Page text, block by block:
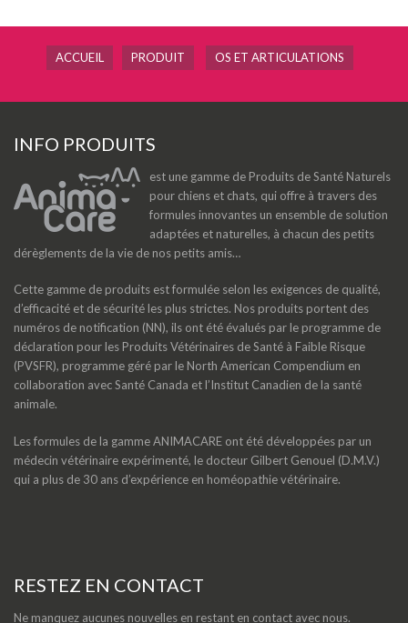
ACCUEIL PRODUIT OS ET ARTICULATIONS
INFO PRODUITS
est une gamme de Produits de Santé Naturels
pour chiens et chats, qui offre à travers des
formules innovantes un ensemble de solution
adaptées et naturelles, à chacun des petits
dérèglements de la vie de nos petits amis…
Cette gamme de produits est formulée selon les exigences de qualité,
d’efficacité et de sécurité les plus strictes. Nos produits portent des
numéros de notification (NN), ils ont été évalués par le programme de
déclaration pour les Produits Vétérinaires de Santé à Faible Risque
(PVSFR), programme géré par le North American Compendium en
collaboration avec Santé Canada et l’Institut Canadien de la santé
animale.
Les formules de la gamme ANIMACARE ont été développées par un
médecin vétérinaire expérimenté, le docteur Gilbert Genouel (D.M.V.)
qui a plus de 30 ans d’expérience en homéopathie vétérinaire.
RESTEZ EN CONTACT
Ne manquez aucunes nouvelles en restant en contact avec nous.